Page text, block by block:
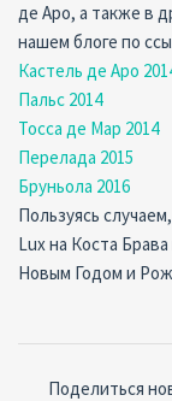
де Аро, а также в
нашем блоге по
Кастель де Аро
Пальс 2014
Тосса де Мар 2014
Перелада 2015
Бруньола 2016
Пользуясь
Lux на Коста
Новым Годом и
Поделиться